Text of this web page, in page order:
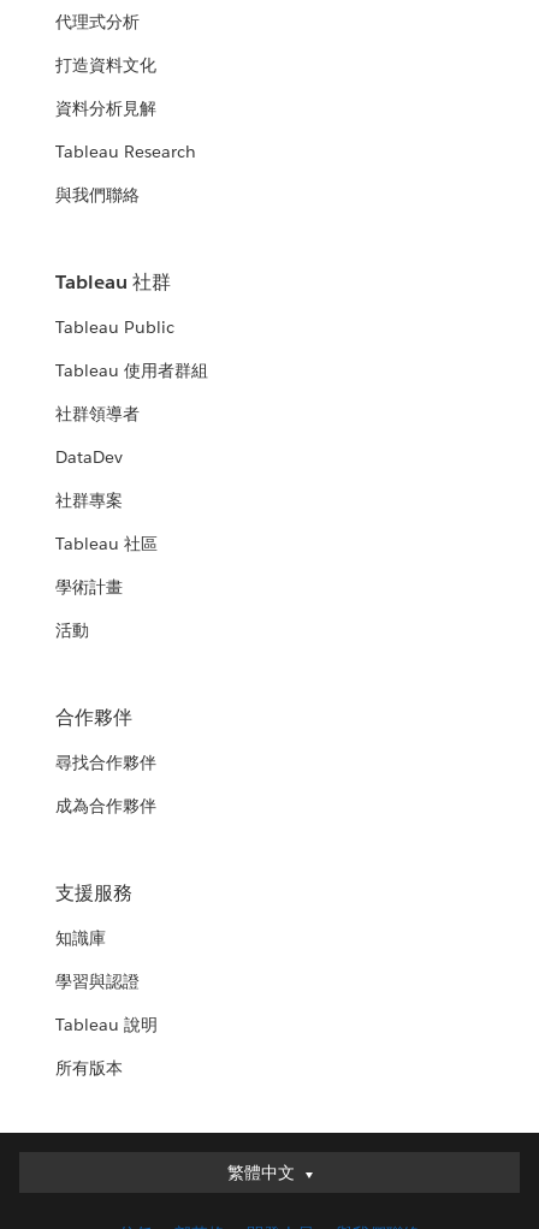
代理式分析
打造資料文化
資料分析見解
Tableau Research
與我們聯絡
Tableau 社群
Tableau Public
Tableau 使用者群組
社群領導者
DataDev
社群專案
Tableau 社區
學術計畫
活動
合作夥伴
尋找合作夥伴
成為合作夥伴
支援服務
知識庫
學習與認證
Tableau 說明
所有版本
繁體中文
繁體中文